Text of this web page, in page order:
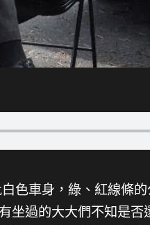
色車身，綠、紅線條
坐過的大大們不知是